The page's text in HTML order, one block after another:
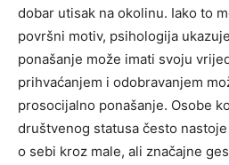
dobar utisak na okolinu. Iako to
površni motiv, psihologija
ponašanje može imati svoju
prihvaćanjem i odobravanjem
prosocijalno ponašanje. Osobe
društvenog statusa često
o sebi kroz male, ali značajne